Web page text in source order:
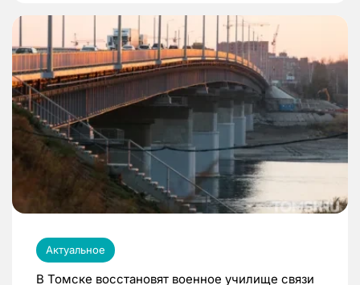
Актуальное
В Томске восстановят военное училище связи